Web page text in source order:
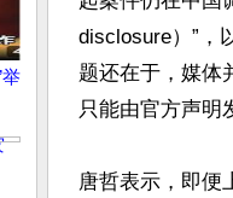
disclosure）”，
题还在于，媒体
只能由官方声明
唐哲表示，即便